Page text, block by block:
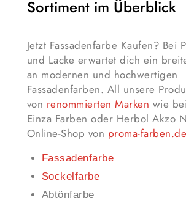
Sortiment im Überblick
Jetzt Fassadenfarbe Kaufen? Bei
und Lacke erwartet dich ein
an modernen und hochwertigen
Fassadenfarben. All unsere
von renommierten Marken wie
Einza Farben oder Herbol Akzo
Online-Shop von proma-farben.de
Fassadenfarbe
Sockelfarbe
Abtönfarbe